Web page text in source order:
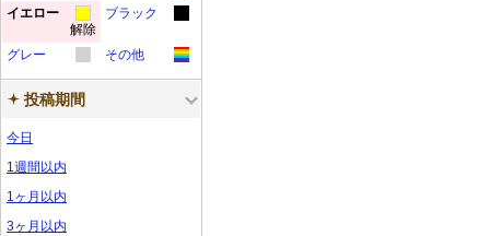
ル
プ
ル
ル
ン
プ
ル
プ
ー
サ
ン
プ
ン
ラ
ー
サ
ン
ラ
サ
カ
ラ
ー
カ
ー
イエロー
カ
ラ
解除
ブラック
ラ
グレー
カ
ラ
その他
カ
ラ
投稿期間
今日
1週間以内
1ヶ月以内
3ヶ月以内